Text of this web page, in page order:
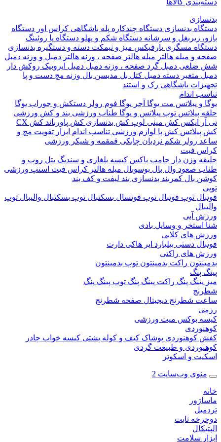
کالاها
بدنسازیدستگاه چندکارهپله باشگاهیکراس اوردستگاه
زیربغل و سرشانه دستگاه شکم و پهلودستگاه پاروئینگ
مسگریبارفیکسمیز و نیمکتدسته و دستگیره بدنسازی
و میله هالتر میله هالتر صفحه ، وزنه هالتر دمبل و وزنه دمبل
دمبل گرد صفحه ، وزنه دمبل دمبل ایروبیک روکش دار
متغیردسته دمبل کتل بلمدیسن بالوزنه مچ دست و پا
باشگاهیرک و استند
اندام
و پیلاتسمت یوگاآجر یوگا فوم رولر دستکش و جوراب یوگا
پیلاتستوپ پیلاتس و یوگاطناب ورزشی بند و کش ورزشی
ایکس کش مینی لوپ کش بدنسازیکش پاورباندکش CX
کش پالوازم ورزشی تناسب اندام ابزار تقویت مچ و
رولر شکم نردبان چابکیقمقمه و شیکر ورزشی
فیت
وزن دارجامپ باکسکیسه بلغاری و سندبگبتل روپ و
صعودوال بال بوسوبالمیله هالتر کراس فیت استپ ورزشی
بالکمربند بدنسازیبند لیفت و کف بند
توپ فوتبالتوپ فوتسالبسکتبالتوپ بسکتبالوالیبال توپ
آبی
و وسایل بادی
های کلابی
دستیبیلیاردایر هاکیدارت
های راکتی
راکت بدمینتونتوپ بدمینتون
پنگ
پنگراکت پینگ پنگتوپ پینگ پنگ
شطرنج دیجیتالصفحه شطرنج
بوکسمیت ورزشی
کوهنوردیپوشاککیف و کوله پشتیکیسه خوابچادر
و طبیعت گردی
و اسکوتر
وب‌سایت 2
ثابت
سلامت